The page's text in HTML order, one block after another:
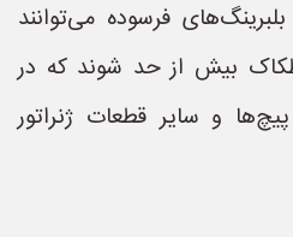
فرسوده می‌توانند
بیش از حد شوند که در
و سایر قطعات ژنراتور